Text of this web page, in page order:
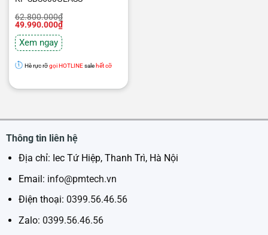
62.800.000₫
Giá
gốc
62.800.000₫.
49.990.000₫
Giá
hiện
là:
49.990.000₫.
Xem ngay
Hè rực rỡgọi HOTLINEsale hết cỡ
Thông tin liên hệ
Địa chỉ: Iec Tứ Hiệp, Thanh Trì, Hà Nội
Email: info@pmtech.vn
Điện thoại: 0399.56.46.56
Zalo: 0399.56.46.56